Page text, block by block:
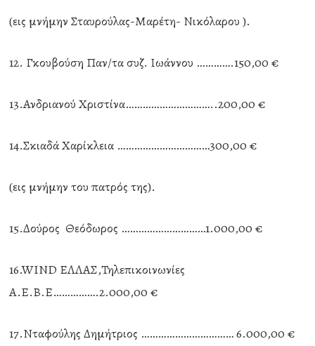
(εις μνήμην Σταυρούλας-Μαρέτη- Νικόλαρου ).
12. Γκουβούση Παν/τα συζ. Ιωάννου ………….150,00 €
13.Ανδριανού Χριστίνα…………………………..200,00 €
14.Σκιαδά Χαρίκλεια ……………………………300,00 €
(εις μνήμην του πατρός της).
15.Δούρος Θεόδωρος …………………………1.000,00 €
16.WIND ΕΛΛΑΣ,Τηλεπικοινωνίες
Α.Ε.Β.Ε…………….2.000,00 €
17.Νταφούλης Δημήτριος …………………………… 6.000,00 €